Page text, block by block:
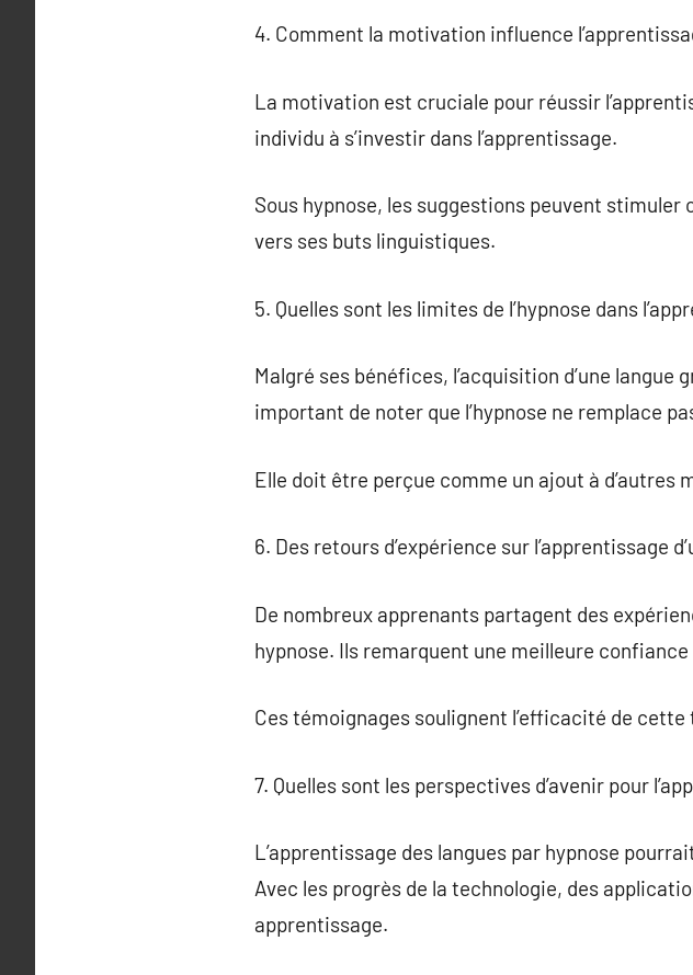
4. Comment la motivation influence
La motivation est cruciale pour réussir
individu à s’investir dans l’apprentissage.
Sous hypnose, les suggestions peuvent
vers ses buts linguistiques.
5. Quelles sont les limites de l’hypnose dans
Malgré ses bénéfices, l’acquisition d’une
important de noter que l’hypnose ne remplace
Elle doit être perçue comme un ajout à d’autres
6. Des retours d’expérience sur l’apprentissage
De nombreux apprenants partagent des
hypnose. Ils remarquent une meilleure
Ces témoignages soulignent l’efficacité de
7. Quelles sont les perspectives d’avenir pour
L’apprentissage des langues par hypnose
Avec les progrès de la technologie, des
apprentissage.